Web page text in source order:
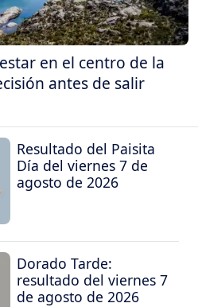
en el centro de la
antes de salir
Resultado del Paisita
Día del viernes 7 de
agosto de 2026
Dorado Tarde:
resultado del viernes 7
de agosto de 2026